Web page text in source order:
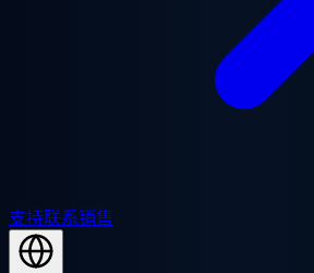
支持联系销售